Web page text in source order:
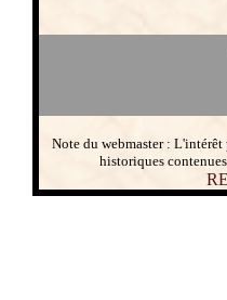
Note du webmaster :
historiques